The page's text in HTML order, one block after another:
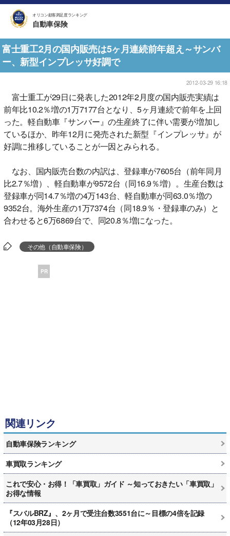
オリコン顧客満足度ランキング
自動車保険
富士重工2月の国内販売は5ヶ月連続前年超え～サンバ
ー、新型インプレッサ好調で
2012-03-29 16:18
富士重工が29日に発表した2012年2月度の国内販売実績は
前年比10.2％増の1万7177台となり、5ヶ月連続で前年を上回
った。軽自動車『サンバー』の生産終了に伴い需要が増加し
ているほか、昨年12月に発売された新型『インプレッサ』が
好調に推移していることが一因とみられる。
なお、国内販売台数の内訳は、登録車が7605台（前年同月
比2.7％増）、軽自動車が9572台（同16.9％増）。生産台数は
登録車が同14.7％増の4万143台、軽自動車が同63.0％増の
9352台。海外生産の1万7374台（同18.9％・登録車のみ）と
合わせると6万6869台で、同20.8％増になった。
その他（自動車保険）
PR
関連リンク
自動車保険ランキング
車買取ランキング
これで安心・お得！「車買取」ガイド ～知っておきたい「車買取」
お得な情報
『スバルBRZ』、2ヶ月で受注台数3551台に～目標の4倍を記録
（12年03月28日）